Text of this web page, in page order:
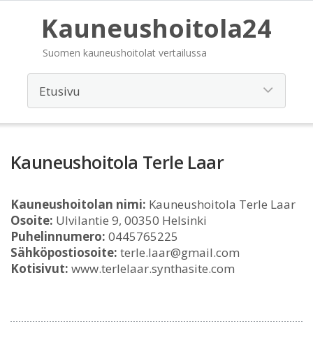
Kauneushoitola24
Suomen kauneushoitolat vertailussa
Kauneushoitola Terle Laar
Kauneushoitolan nimi: Kauneushoitola Terle Laar
Osoite: Ulvilantie 9, 00350 Helsinki
Puhelinnumero: 0445765225
Sähköpostiosoite: terle.laar@gmail.com
Kotisivut: www.terlelaar.synthasite.com